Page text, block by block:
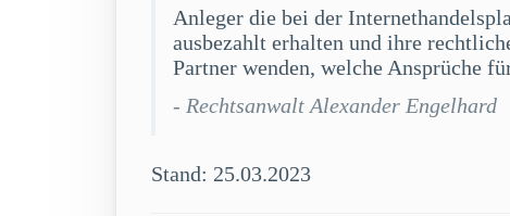
Anleger die bei der
ausbezahlt erhalten und ihre
Partner wenden, welche Ansprüche
- Rechtsanwalt Alexander Engelhard
Stand: 25.03.2023